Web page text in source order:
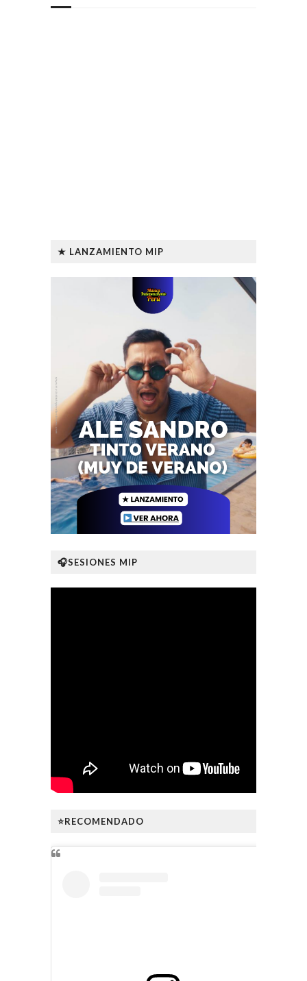
★ LANZAMIENTO MIP
🎧SESIONES MIP
⭐RECOMENDADO